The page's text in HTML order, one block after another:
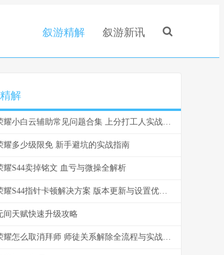
叙游精解 叙游新讯
解
王者荣耀小白云辅助常见问题合集 上分打工人实战答疑
耀多少级限免 新手避坑的实战指南
耀S44卖掉铭文 血亏与微操全解析
王者荣耀S44指针卡顿解决方案 版本更新与设置优化全解析
间天赋快速升级攻略
王者荣耀怎么取消拜师 师徒关系解除全流程与实战问答解析